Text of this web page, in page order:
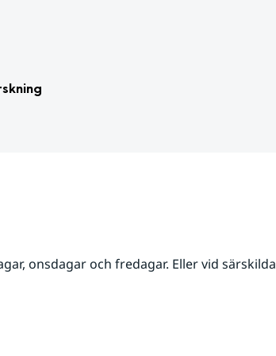
onsdagar och fredagar. Eller vid särskilda